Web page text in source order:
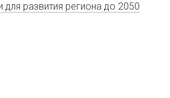
для развития региона до 2050